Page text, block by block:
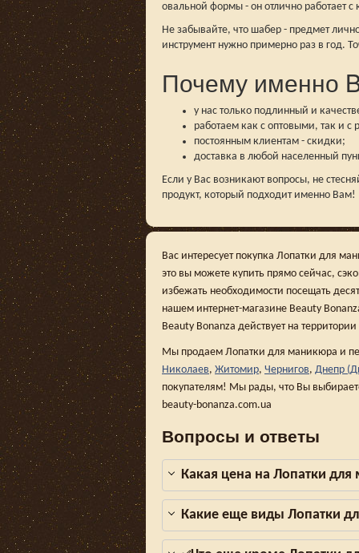
овальной формы - он отлично работает
Не забывайте, что шабер - предмет
инструмент нужно примерно раз в год.
Почему именно
у нас только подлинный и
работаем как с оптовыми, так и
постоянным клиентам - скидки;
доставка в любой населенный
Если у Вас возникают вопросы, не
продукт, который подходит именно Вам!
Вас интересует покупка Лопатки для
это вы можете купить прямо сейчас,
избежать необходимости посещать
нашем интернет-магазине Beauty
Beauty Bonanza действует на
Мы продаем Лопатки для маникюра и
Николаев, Житомир, Чернигов, Днепр
покупателям! Мы рады, что Вы
beauty-bonanza.com.ua
Вопросы и ответы
Какая цена на Лопатки
Какие еще виды Лопатки